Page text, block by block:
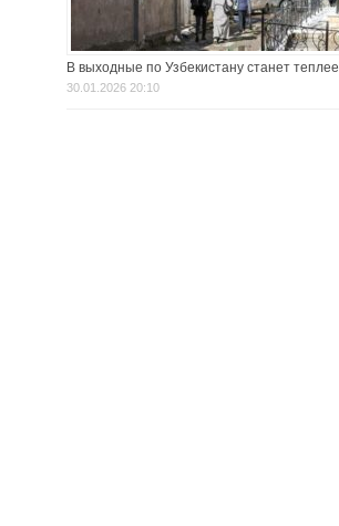
В выходные по Узбекистану станет теплее
30.01.2026 20:10